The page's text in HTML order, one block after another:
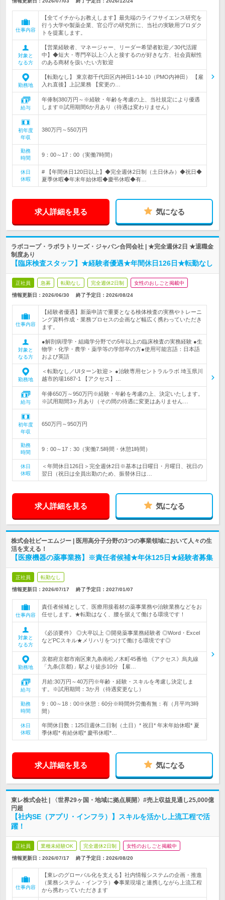
仕事内容
【全てイチからお教えします】最先端のライフサイエンス研究を
行う大学や製薬企業、官公庁の研究所に、当社の実験用プロダク
トを提案します。
対象と
なる方
【営業経験者、マネージャー、リーダー希望者歓迎／30代活躍
中】◆短大・専門卒以上◇人と接するのが好きな方、社会貢献性
のある商材を扱いたい方歓迎
勤務地
【転勤なし】 東京都千代田区内神田1-14-10（PMO内神田） 【雇
入れ直後】上記業務 【変更の…
給与
年俸制380万円～※経験・年齢を考慮の上、当社規定により優遇
します※試用期間6か月あり（待遇は変わりません）
初年度
年収
380万円～550万円
勤務
時間
9：00～17：00（実働7時間）
休日
休暇
# 【年間休日120日以上】◆完全週休2日制（土日休み）◆祝日◆
夏季休暇◆年末年始休暇◆慶弔休暇◆有…
求人詳細を見る 気になる
ラボコープ・ラボラトリーズ・ジャパン合同会社 | ★完全週休2日 ★退職金
制度あり
【臨床検査スタッフ】★経験者優遇★年間休日126日★転勤なし
正社員 急募 転勤なし 完全週休2日制 女性のおしごと掲載中
情報更新日：2026/06/30 終了予定日： 2026/08/24
仕事内容
【経験者優遇】新薬申請で重要となる検体検査の実務やトレーニ
ング資料作成・業務プロセスの企画など幅広く携わっていただき
ます。
対象と
なる方
●解剖病理学・組織学分野での5年以上の臨床検査の実務経験 ●生
物学・化学・農学・薬学等の学部卒の方●使用可能言語：日本語
および英語
勤務地
＜転勤なし／UIターン歓迎＞ ●治験専用セントラルラボ 埼玉県川
越市的場1687-1 【アクセス】…
給与
年俸650万～950万円※経験・年齢を考慮の上、決定いたします。
※試用期間3ヶ月あり（その間の待遇に変更はありません…
初年度
年収
650万円～950万円
勤務
時間
9：00～17：30（実働7.5時間・休憩1時間）
休日
休暇
＜年間休日126日＞完全週休2日※基本は日曜日・月曜日、祝日の
翌日（祝日は全員出勤のため、振替休日は…
求人詳細を見る 気になる
株式会社ビーエムジー | 医用高分子分野の3つの事業領域において人々の生
活を支える！
【医療機器の薬事業務】※責任者候補★年休125日★経験者募集
正社員 転勤なし
情報更新日：2026/07/17 終了予定日： 2027/01/07
仕事内容
責任者候補として、医療用接着材の薬事業務や治験業務などをお
任せします。★転勤はなく、腰を据えて働ける環境です！
対象と
なる方
《必須要件》 ◎大卒以上 ◎開発薬事業務経験者 ◎Word・Excel
などPCスキル★メリハリをつけて働ける環境です◎
勤務地
京都府京都市南区東九条南松ノ木町45番地 《アクセス》烏丸線
「九条(京都)」駅より徒歩10分 【雇…
給与
月給:30万円～40万円※年齢・経験・スキルを考慮し決定しま
す。※試用期間：3か月（待遇変更なし）
勤務
時間
9：00～18：00※休憩：60分※時間外労働有無：有（月平均3時
間）
休日
休暇
年間休日数：125日週休二日制（土日）* 祝日* 年末年始休暇* 夏
季休暇* 有給休暇* 慶弔休暇*…
求人詳細を見る 気になる
東レ株式会社 | 〈世界29ヶ国・地域に拠点展開〉#売上収益見通し25,000億
円超
【社内SE（アプリ・インフラ）】スキルを活かし上流工程で活
躍！
正社員 業種未経験OK 完全週休2日制 女性のおしごと掲載中
情報更新日：2026/07/17 終了予定日： 2026/08/20
仕事内容
【東レのグローバル化を支える】社内情報システムの企画・推進
（業務システム・インフラ）◆事業現場と連携しながら上流工程
から携わっていただきます